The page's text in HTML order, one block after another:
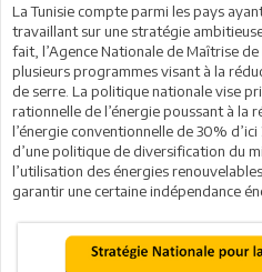
La Tunisie compte parmi les pays
travaillant sur une stratégie
fait, l’Agence Nationale de Maîtrise de
plusieurs programmes visant à la
de serre. La politique nationale vise
rationnelle de l’énergie poussant à la
l’énergie conventionnelle de 30%
d’une politique de diversification du
l’utilisation des énergies
garantir une certaine indépendance